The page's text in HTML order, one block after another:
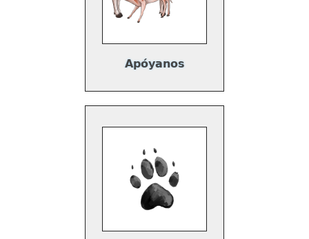
Apóyanos